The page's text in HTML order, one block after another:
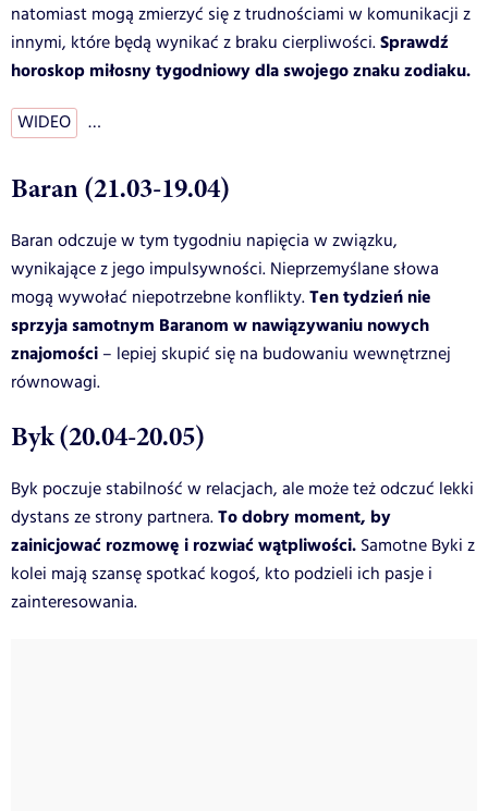
natomiast mogą zmierzyć się z trudnościami w komunikacji z
innymi, które będą wynikać z braku cierpliwości.Sprawdź
horoskop miłosny tygodniowy dla swojego znaku zodiaku.
WIDEO …
Baran (21.03-19.04)
Baran odczuje w tym tygodniu napięcia w związku,
wynikające z jego impulsywności. Nieprzemyślane słowa
mogą wywołać niepotrzebne konflikty.Ten tydzień nie
sprzyja samotnym Baranom w nawiązywaniu nowych
znajomości – lepiej skupić się na budowaniu wewnętrznej
równowagi.
Byk (20.04-20.05)
Byk poczuje stabilność w relacjach, ale może też odczuć lekki
dystans ze strony partnera.To dobry moment, by
zainicjować rozmowę i rozwiać wątpliwości. Samotne Byki z
kolei mają szansę spotkać kogoś, kto podzieli ich pasje i
zainteresowania.